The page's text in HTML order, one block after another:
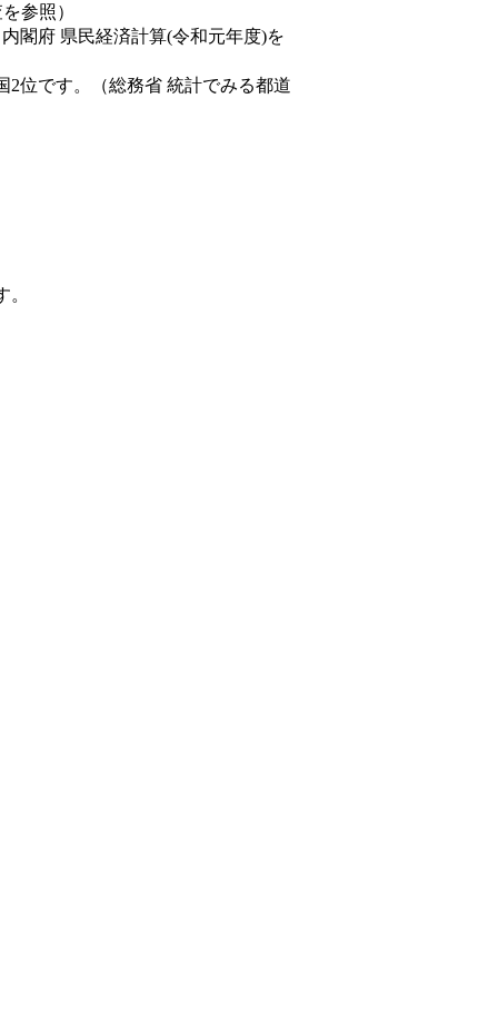
参照）
閣府 県民経済計算(令和元年度)を
2位です。（総務省 統計でみる都道